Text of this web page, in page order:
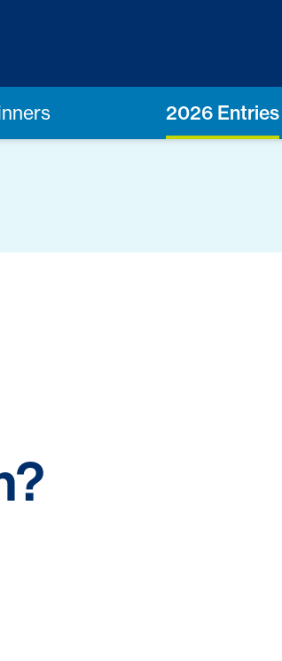
2026 Entries